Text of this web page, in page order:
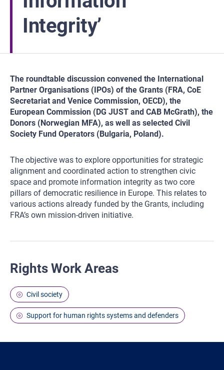
Integrity’
The roundtable discussion convened the International
Partner Organisations (IPOs) of the Grants (FRA, CoE
Secretariat and Venice Commission, OECD), the
European Commission (DG JUST and CAB McGrath), the
Donors (Norwegian MFA), as well as selected Civil
Society Fund Operators (Bulgaria, Poland).
The objective was to explore opportunities for strategic
alignment and coordinated action to strengthen civic
space and promote information integrity as two core
pillars of democratic resilience in Europe. This relates to
various actions already funded by the Grants, including
FRA’s own mission-driven initiative.
Rights Work Areas
Civil society
Support for human rights systems and defenders